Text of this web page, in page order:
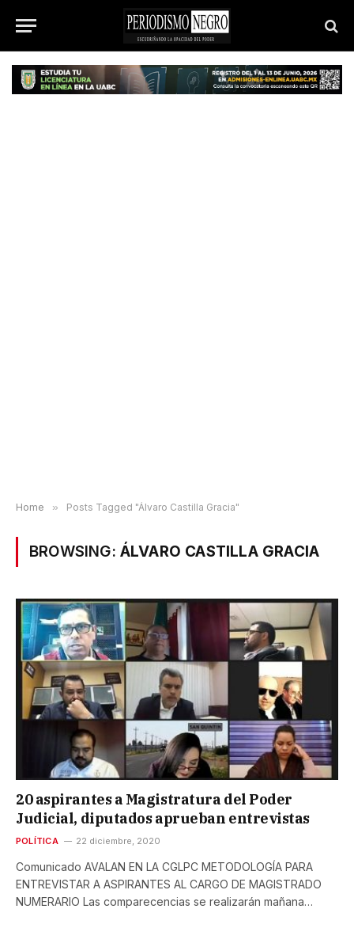
Home » Posts Tagged "Álvaro Castilla Gracia"
BROWSING: ÁLVARO CASTILLA GRACIA
20 aspirantes a Magistratura del Poder
Judicial, diputados aprueban entrevistas
POLÍTICA 22 diciembre, 2020
Comunicado AVALAN EN LA CGLPC METODOLOGÍA PARA
ENTREVISTAR A ASPIRANTES AL CARGO DE MAGISTRADO
NUMERARIO Las comparecencias se realizarán mañana…